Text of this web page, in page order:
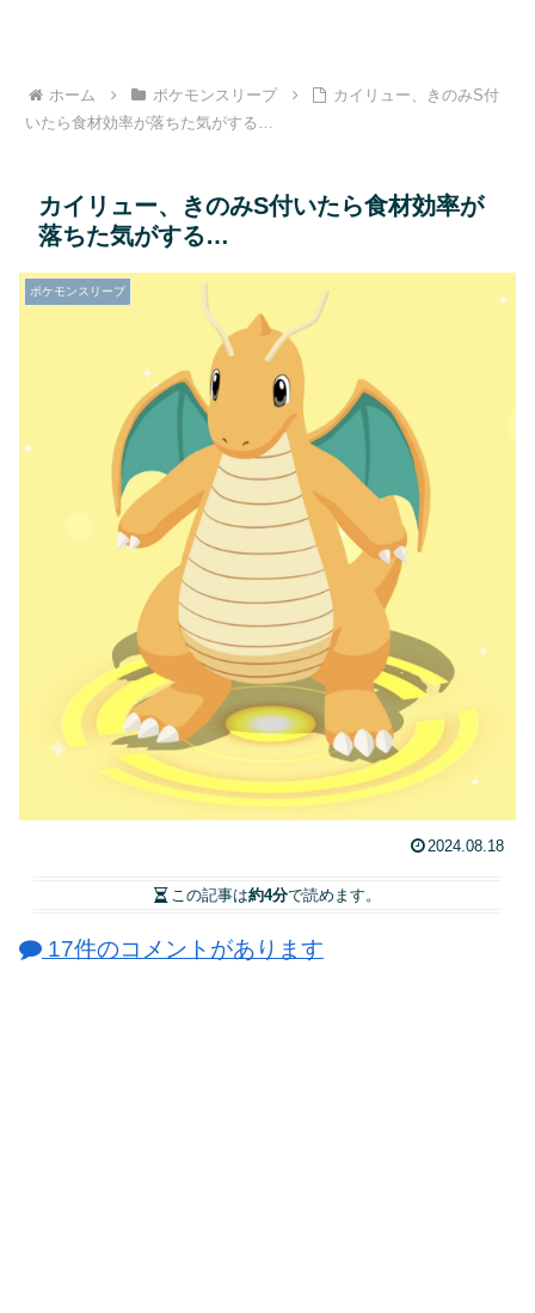
ホーム ポケモンスリープ
カイリュー、きのみS付
いたら食材効率が落ちた気がする…
カイリュー、きのみS付いたら食材効率が
落ちた気がする…
ポケモンスリープ
2024.08.18
この記事は約4分で読めます。
17件のコメントがあります